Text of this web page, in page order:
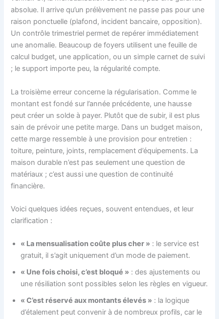
absolue. Il arrive qu’un prélèvement ne passe pas pour une
raison ponctuelle (plafond, incident bancaire, opposition).
Un contrôle trimestriel permet de repérer immédiatement
une anomalie. Beaucoup de foyers utilisent une feuille de
calcul budget, une application, ou un simple carnet de suivi
; le support importe peu, la régularité compte.
La troisième erreur concerne la régularisation. Comme le
montant est fondé sur l’année précédente, une hausse
peut créer un solde à payer. Plutôt que de subir, il est plus
sain de prévoir une petite marge. Dans un budget maison,
cette marge ressemble à une provision pour entretien :
toiture, peinture, joints, remplacement d’équipements. La
maison durable n’est pas seulement une question de
matériaux ; c’est aussi une question de continuité
financière.
Voici quelques idées reçues, souvent entendues, et leur
clarification :
« La mensualisation coûte plus cher » : le service est
gratuit, il s’agit uniquement d’un mode de paiement.
« Une fois choisi, c’est bloqué » : des ajustements ou
une résiliation sont possibles selon les règles en vigueur.
« C’est réservé aux montants élevés » : la logique
d’étalement peut convenir à de nombreux profils, car le